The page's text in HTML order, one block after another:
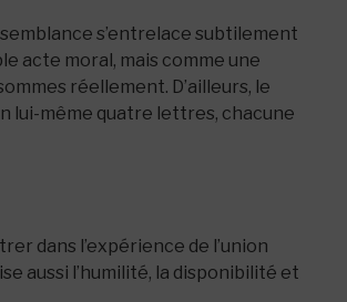
s’entrelace subtilement
acte moral, mais comme une
réellement. D’ailleurs, le
lui-même quatre lettres, chacune
dans l’expérience de l’union
aussi l’humilité, la disponibilité et